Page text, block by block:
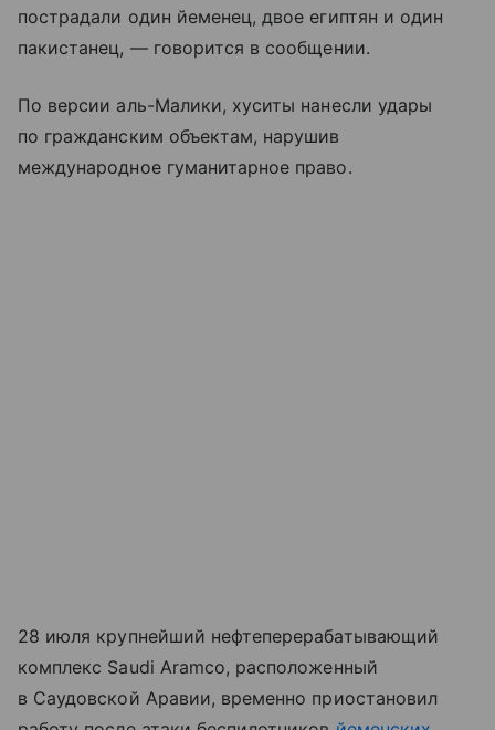
пострадали один йеменец, двое египтян и один
пакистанец, — говорится в сообщении.
По версии аль-Малики, хуситы нанесли удары
по гражданским объектам, нарушив
международное гуманитарное право.
28 июля крупнейший нефтеперерабатывающий
комплекс Saudi Aramco, расположенный
в Саудовской Аравии, временно приостановил